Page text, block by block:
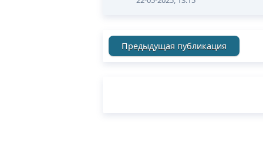
Предыдущая публикация